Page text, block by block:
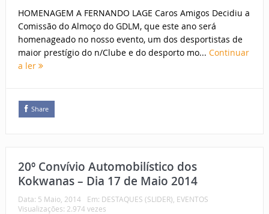
HOMENAGEM A FERNANDO LAGE Caros Amigos Decidiu a
Comissão do Almoço do GDLM, que este ano será
homenageado no nosso evento, um dos desportistas de
maior prestígio do n/Clube e do desporto mo... Continuar
a ler
Share
20º Convívio Automobilístico dos
Kokwanas – Dia 17 de Maio 2014
Data: 5 Maio, 2014 Em: DESTAQUES (SLIDER) EVENTOS
Visualizações: 2.974 vezes